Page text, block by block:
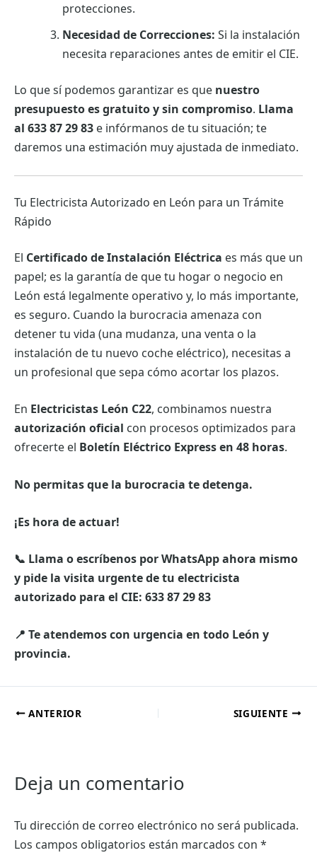
protecciones.
Necesidad de Correcciones: Si la instalación
necesita reparaciones antes de emitir el CIE.
Lo que sí podemos garantizar es que nuestro
presupuesto es gratuito y sin compromiso. Llama
al 633 87 29 83 e infórmanos de tu situación; te
daremos una estimación muy ajustada de inmediato.
Tu Electricista Autorizado en León para un Trámite
Rápido
El Certificado de Instalación Eléctrica es más que un
papel; es la garantía de que tu hogar o negocio en
León está legalmente operativo y, lo más importante,
es seguro. Cuando la burocracia amenaza con
detener tu vida (una mudanza, una venta o la
instalación de tu nuevo coche eléctrico), necesitas a
un profesional que sepa cómo acortar los plazos.
En Electricistas León C22, combinamos nuestra
autorización oficial con procesos optimizados para
ofrecerte el Boletín Eléctrico Express en 48 horas.
No permitas que la burocracia te detenga.
¡Es hora de actuar!
📞 Llama o escríbenos por WhatsApp ahora mismo
y pide la visita urgente de tu electricista
autorizado para el CIE: 633 87 29 83
📍 Te atendemos con urgencia en todo León y
provincia.
ANTERIOR SIGUIENTE
Deja un comentario
Tu dirección de correo electrónico no será publicada.
Los campos obligatorios están marcados con *